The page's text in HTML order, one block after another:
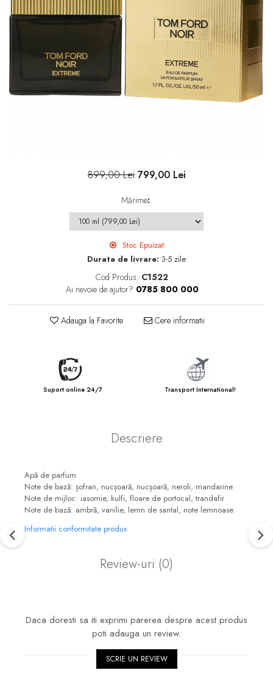
899,00 Lei 799,00 Lei
Mărime:
Stoc Epuizat
Durata de livrare: 3-5 zile
Cod Produs: C1522
Ai nevoie de ajutor? 0785 800 000
Adauga la Favorite Cere informatii
Suport online 24/7 Transport International!
Descriere
Apă de parfum
Note de bază: șofran, nucșoară, nucșoară, neroli, mandarine
Note de mijloc: iasomie, kulfi, floare de portocal, trandafir
Note de bază: ambră, vanilie, lemn de santal, note lemnoase
Informatii conformitate produs
Review-uri (0)
Daca doresti sa iti exprimi parerea despre acest produs
poti adauga un review.
SCRIE UN REVIEW